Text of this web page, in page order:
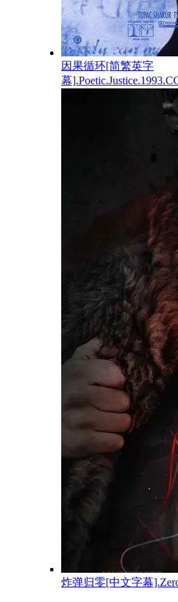
因果循环[简繁英字
幕
炸弹归零[中文字幕